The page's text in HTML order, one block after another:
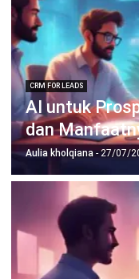
Jalankan
Mulai demo gratis hari
untuk